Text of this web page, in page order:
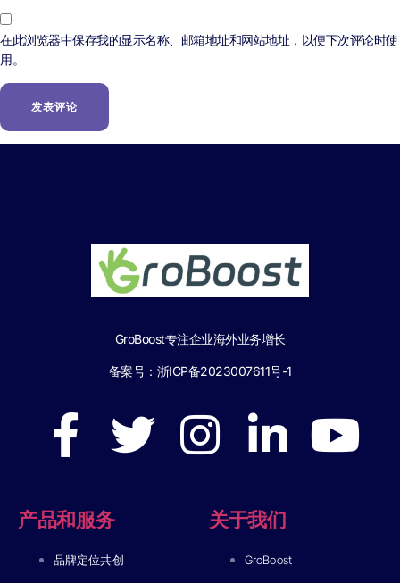
在此浏览器中保存我的显示名称、邮箱地址和网站地址，以便下次评论时使
用。
GroBoost专注企业海外业务增长
备案号： 浙ICP备2023007611号-1
产品和服务
品牌定位共创
关于我们
GroBoost